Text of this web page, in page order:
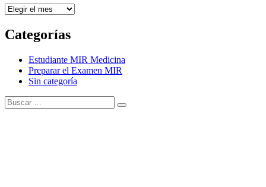
Archivos
Categorías
Estudiante MIR Medicina
Preparar el Examen MIR
Sin categoría
Buscar:
Buscar